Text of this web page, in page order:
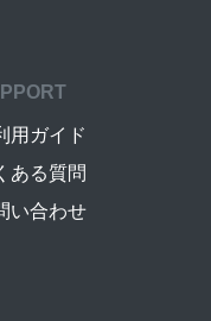
用ガイド
ある質問
い合わせ